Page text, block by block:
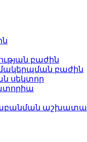
բաժին
բաժին
սեկտոր